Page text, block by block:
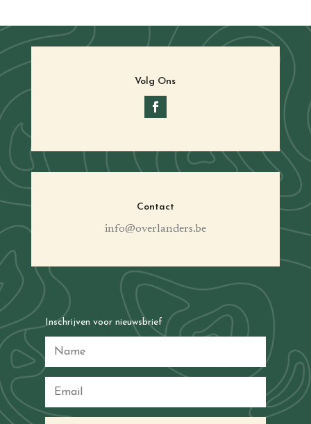
Volg Ons
Contact
info@overlanders.be
Inschrijven voor nieuwsbrief